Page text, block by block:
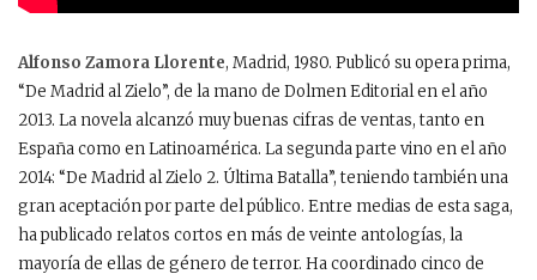
Alfonso Zamora Llorente, Madrid, 1980. Publicó su opera prima,
“De Madrid al Zielo”, de la mano de Dolmen Editorial en el año
2013. La novela alcanzó muy buenas cifras de ventas, tanto en
España como en Latinoamérica. La segunda parte vino en el año
2014: “De Madrid al Zielo 2. Última Batalla”, teniendo también una
gran aceptación por parte del público. Entre medias de esta saga,
ha publicado relatos cortos en más de veinte antologías, la
mayoría de ellas de género de terror. Ha coordinado cinco de